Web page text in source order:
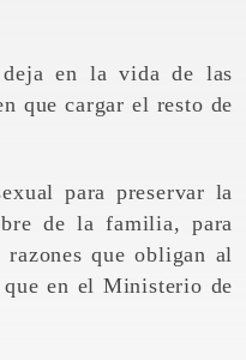
en la vida de las
que cargar el resto de
para preservar la
de la familia, para
que obligan al
que en el Ministerio de